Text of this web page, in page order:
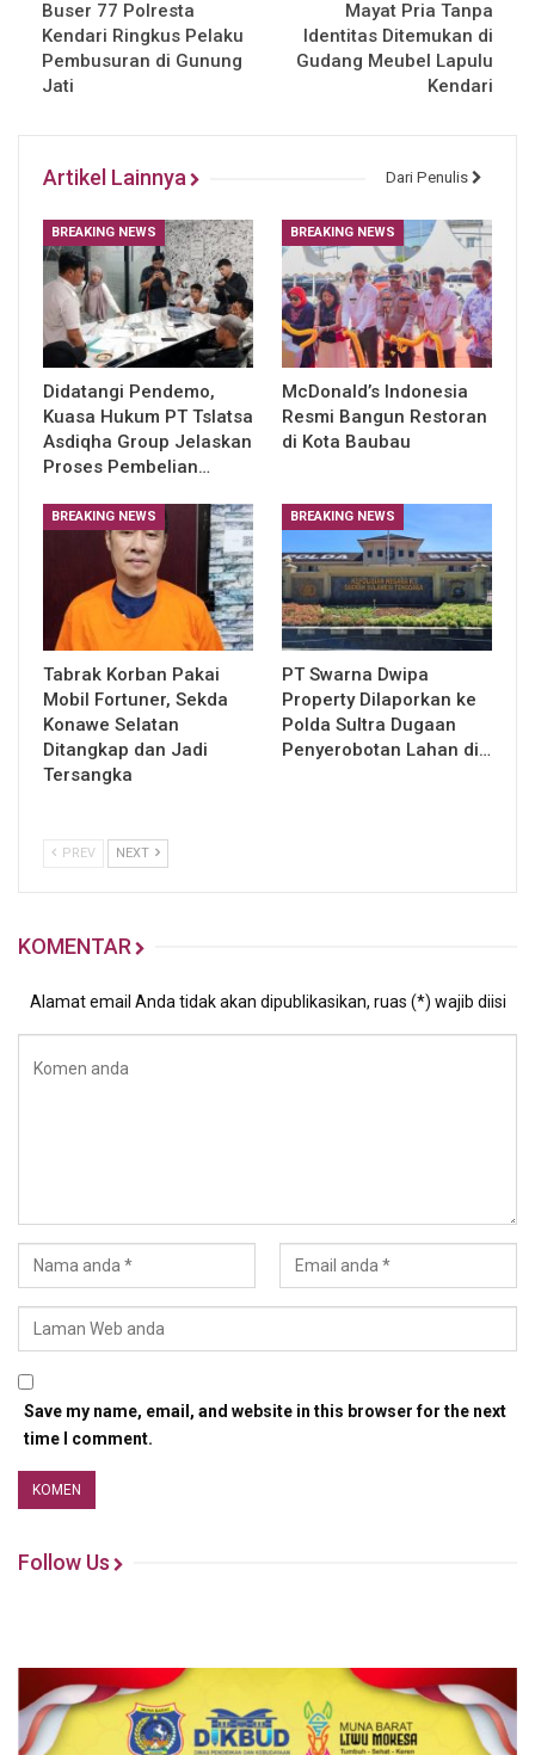
Buser 77 Polresta
Kendari Ringkus Pelaku
Pembusuran di Gunung
Jati
Mayat Pria Tanpa
Identitas Ditemukan di
Gudang Meubel Lapulu
Kendari
Artikel Lainnya Dari Penulis
BREAKING NEWS
Didatangi Pendemo,
Kuasa Hukum PT Tslatsa
Asdiqha Group Jelaskan
Proses Pembelian…
BREAKING NEWS
McDonald’s Indonesia
Resmi Bangun Restoran
di Kota Baubau
BREAKING NEWS
Tabrak Korban Pakai
Mobil Fortuner, Sekda
Konawe Selatan
Ditangkap dan Jadi
Tersangka
BREAKING NEWS
PT Swarna Dwipa
Property Dilaporkan ke
Polda Sultra Dugaan
Penyerobotan Lahan di…
PREV NEXT
KOMENTAR
Alamat email Anda tidak akan dipublikasikan, ruas (*) wajib diisi
Save my name, email, and website in this browser for the next
time I comment.
Follow Us